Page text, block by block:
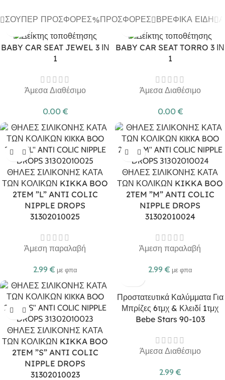
ΣΟΎΠΕΡ ΠΡΟΣΦΟΡΈΣ ΠΡΟΣΦΟΡΈΣ ΒΡΕΦΙΚΆ ΕΊΔΗ
BABY CAR SEAT JEWEL 3 ΙΝ
1
Άμεσα Διαθέσιμο
0.00 €
BABY CAR SEAT TORRO 3 ΙΝ
1
Άμεσα Διαθέσιμο
0.00 €
ΘΗΛΕΣ ΣΙΛΙΚΟΝΗΣ ΚΑΤΑ
ΤΩΝ ΚΟΛΙΚΩΝ KIKKA BOO
2TEM ”L” ANTI COLIC
NIPPLE DROPS
31302010025
Άμεση παραλαβή
2.99 € με φπα
ΘΗΛΕΣ ΣΙΛΙΚΟΝΗΣ ΚΑΤΑ
ΤΩΝ ΚΟΛΙΚΩΝ KIKKA BOO
2TEM ”M” ANTI COLIC
NIPPLE DROPS
31302010024
Άμεση παραλαβή
2.99 € με φπα
ΘΗΛΕΣ ΣΙΛΙΚΟΝΗΣ ΚΑΤΑ
ΤΩΝ ΚΟΛΙΚΩΝ KIKKA BOO
2TEM ”S” ANTI COLIC
NIPPLE DROPS
31302010023
Προστατευτικά Καλύμματα Για
Μπρίζες 6τμχ & Κλειδί 1τμχ
Bebe Stars 90-103
Άμεσα Διαθέσιμο
2.99 €